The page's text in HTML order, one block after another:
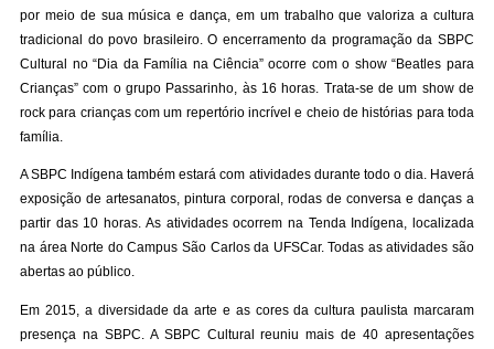
por meio de sua música e dança, em um trabalho que valoriza a cultura
tradicional do povo brasileiro. O encerramento da programação da SBPC
Cultural no “Dia da Família na Ciência” ocorre com o show “Beatles para
Crianças” com o grupo Passarinho, às 16 horas. Trata-se de um show de
rock para crianças com um repertório incrível e cheio de histórias para toda
família.
A SBPC Indígena também estará com atividades durante todo o dia. Haverá
exposição de artesanatos, pintura corporal, rodas de conversa e danças a
partir das 10 horas. As atividades ocorrem na Tenda Indígena, localizada
na área Norte do Campus São Carlos da UFSCar. Todas as atividades são
abertas ao público.
Em 2015, a diversidade da arte e as cores da cultura paulista marcaram
presença na SBPC. A SBPC Cultural reuniu mais de 40 apresentações